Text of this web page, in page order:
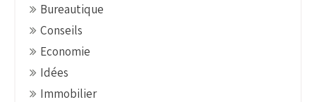
Bureautique
Conseils
Economie
Idées
Immobilier